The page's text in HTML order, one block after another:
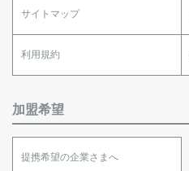
サイトマップ
利用規約
加盟希望
提携希望の企業さまへ